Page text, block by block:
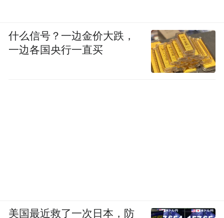
什么信号？一边金价大跌，
一边各国央行一直买
美国最近救了一次日本，防